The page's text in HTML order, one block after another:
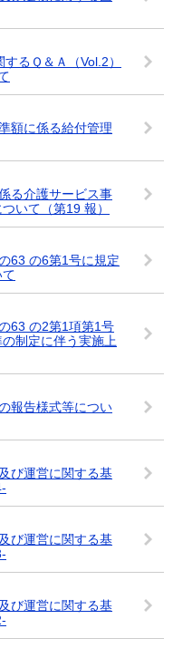
るＱ＆Ａ（Vol.2）
額に係る給付管理
る介護サービス事
いて（第19 報）
63 の6第1号に規定
63 の2第1項第1号
制定に伴う実施上
報告様式等につい
び運営に関する基
び運営に関する基
び運営に関する基